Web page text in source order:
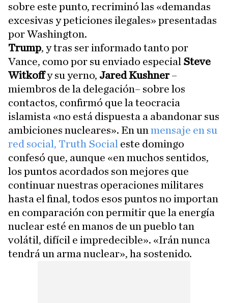
sobre este punto, recriminó las «demandas
excesivas y peticiones ilegales» presentadas
por Washington.
Trump, y tras ser informado tanto por
Vance, como por su enviado especial Steve
Witkoffy su yerno, Jared Kushner–
miembros de la delegación– sobre los
contactos, confirmó que la teocracia
islamista «no está dispuesta a abandonar sus
ambiciones nucleares». En un mensaje en su
red social, Truth Social este domingo
confesó que, aunque «en muchos sentidos,
los puntos acordados son mejores que
continuar nuestras operaciones militares
hasta el final, todos esos puntos no importan
en comparación con permitir que la energía
nuclear esté en manos de un pueblo tan
volátil, difícil e impredecible». «Irán nunca
tendrá un arma nuclear», ha sostenido.